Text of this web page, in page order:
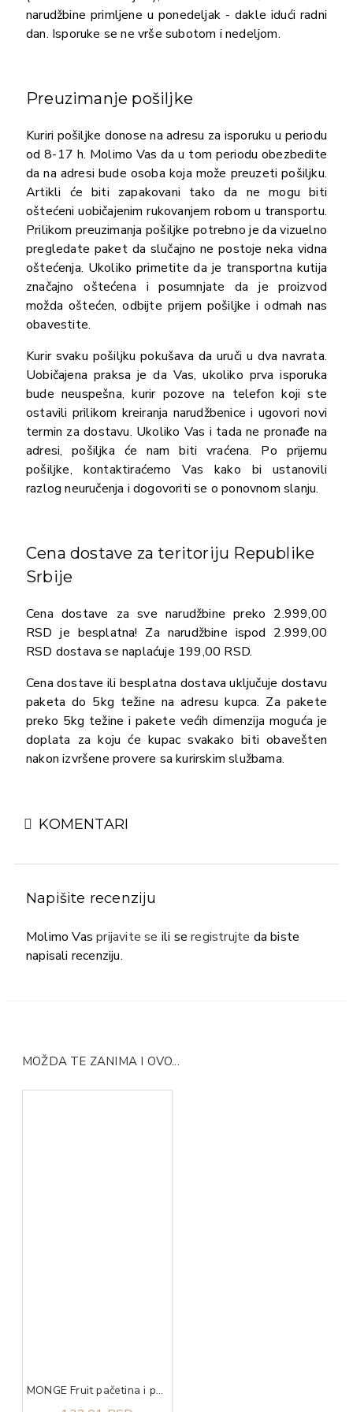
narudžbine primljene u ponedeljak - dakle idući radni
dan. Isporuke se ne vrše subotom i nedeljom.
Preuzimanje pošiljke
Kuriri pošiljke donose na adresu za isporuku u periodu
od 8-17 h. Molimo Vas da u tom periodu obezbedite
da na adresi bude osoba koja može preuzeti pošiljku.
Artikli će biti zapakovani tako da ne mogu biti
oštećeni uobičajenim rukovanjem robom u transportu.
Prilikom preuzimanja pošiljke potrebno je da vizuelno
pregledate paket da slučajno ne postoje neka vidna
oštećenja. Ukoliko primetite da je transportna kutija
značajno oštećena i posumnjate da je proizvod
možda oštećen, odbijte prijem pošiljke i odmah nas
obavestite.
Kurir svaku pošiljku pokušava da uruči u dva navrata.
Uobičajena praksa je da Vas, ukoliko prva isporuka
bude neuspešna, kurir pozove na telefon koji ste
ostavili prilikom kreiranja narudžbenice i ugovori novi
termin za dostavu. Ukoliko Vas i tada ne pronađe na
adresi, pošiljka će nam biti vraćena. Po prijemu
pošiljke, kontaktiraćemo Vas kako bi ustanovili
razlog neuručenja i dogovoriti se o ponovnom slanju.
Cena dostave za teritoriju Republike
Srbije
Cena dostave za sve narudžbine preko 2.999,00
RSD je besplatna! Za narudžbine ispod 2.999,00
RSD dostava se naplaćuje 199,00 RSD.
Cena dostave ili besplatna dostava uključuje dostavu
paketa do 5kg težine na adresu kupca. Za pakete
preko 5kg težine i pakete većih dimenzija moguća je
doplata za koju će kupac svakako biti obavešten
nakon izvršene provere sa kurirskim službama.
KOMENTARI
Napišite recenziju
Molimo Vasprijavite se ili seregistrujte da biste
napisali recenziju.
MOŽDA TE ZANIMA I OVO...
MONGE Fruit pačetina i pomorandža 100g